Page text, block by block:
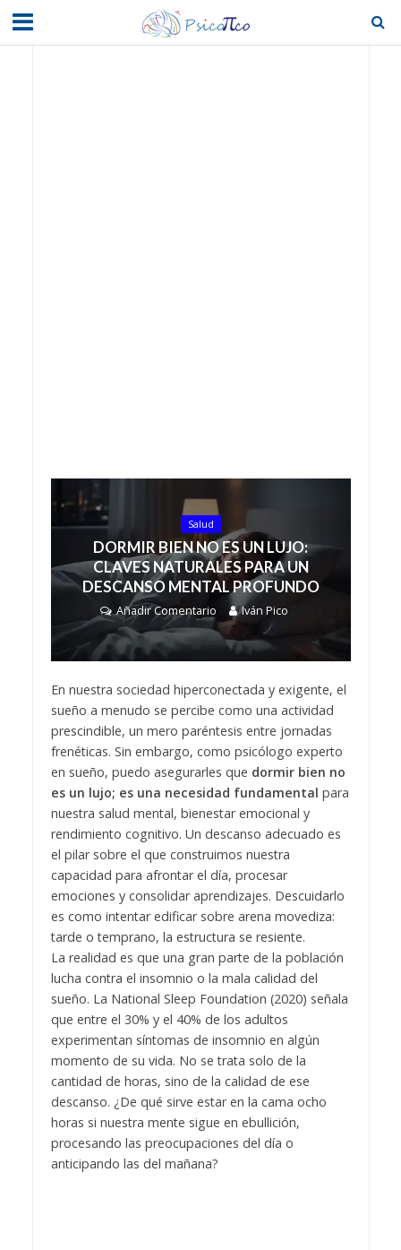
Salud
DORMIR BIEN NO ES UN LUJO:
CLAVES NATURALES PARA UN
DESCANSO MENTAL PROFUNDO
Añadir Comentario Iván Pico
En nuestra sociedad hiperconectada y exigente, el
sueño a menudo se percibe como una actividad
prescindible, un mero paréntesis entre jornadas
frenéticas. Sin embargo, como psicólogo experto
en sueño, puedo asegurarles que dormir bien no
es un lujo; es una necesidad fundamental para
nuestra salud mental, bienestar emocional y
rendimiento cognitivo. Un descanso adecuado es
el pilar sobre el que construimos nuestra
capacidad para afrontar el día, procesar
emociones y consolidar aprendizajes. Descuidarlo
es como intentar edificar sobre arena movediza:
tarde o temprano, la estructura se resiente.
La realidad es que una gran parte de la población
lucha contra el insomnio o la mala calidad del
sueño. La National Sleep Foundation (2020) señala
que entre el 30% y el 40% de los adultos
experimentan síntomas de insomnio en algún
momento de su vida. No se trata solo de la
cantidad de horas, sino de la calidad de ese
descanso. ¿De qué sirve estar en la cama ocho
horas si nuestra mente sigue en ebullición,
procesando las preocupaciones del día o
anticipando las del mañana?